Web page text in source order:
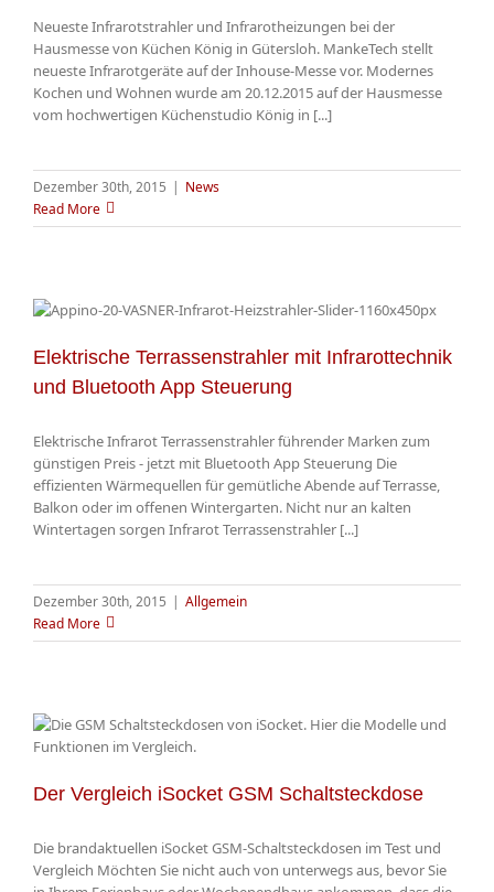
Neueste Infrarotstrahler und Infrarotheizungen bei der
Hausmesse von Küchen König in Gütersloh. MankeTech stellt
neueste Infrarotgeräte auf der Inhouse-Messe vor. Modernes
Kochen und Wohnen wurde am 20.12.2015 auf der Hausmesse
vom hochwertigen Küchenstudio König in [...]
Dezember 30th, 2015 | News
Read More
Elektrische Terrassenstrahler mit Infrarottechnik
und Bluetooth App Steuerung
Elektrische Infrarot Terrassenstrahler führender Marken zum
günstigen Preis - jetzt mit Bluetooth App Steuerung Die
effizienten Wärmequellen für gemütliche Abende auf Terrasse,
Balkon oder im offenen Wintergarten. Nicht nur an kalten
Wintertagen sorgen Infrarot Terrassenstrahler [...]
Dezember 30th, 2015 | Allgemein
Read More
Der Vergleich iSocket GSM Schaltsteckdose
Die brandaktuellen iSocket GSM-Schaltsteckdosen im Test und
Vergleich Möchten Sie nicht auch von unterwegs aus, bevor Sie